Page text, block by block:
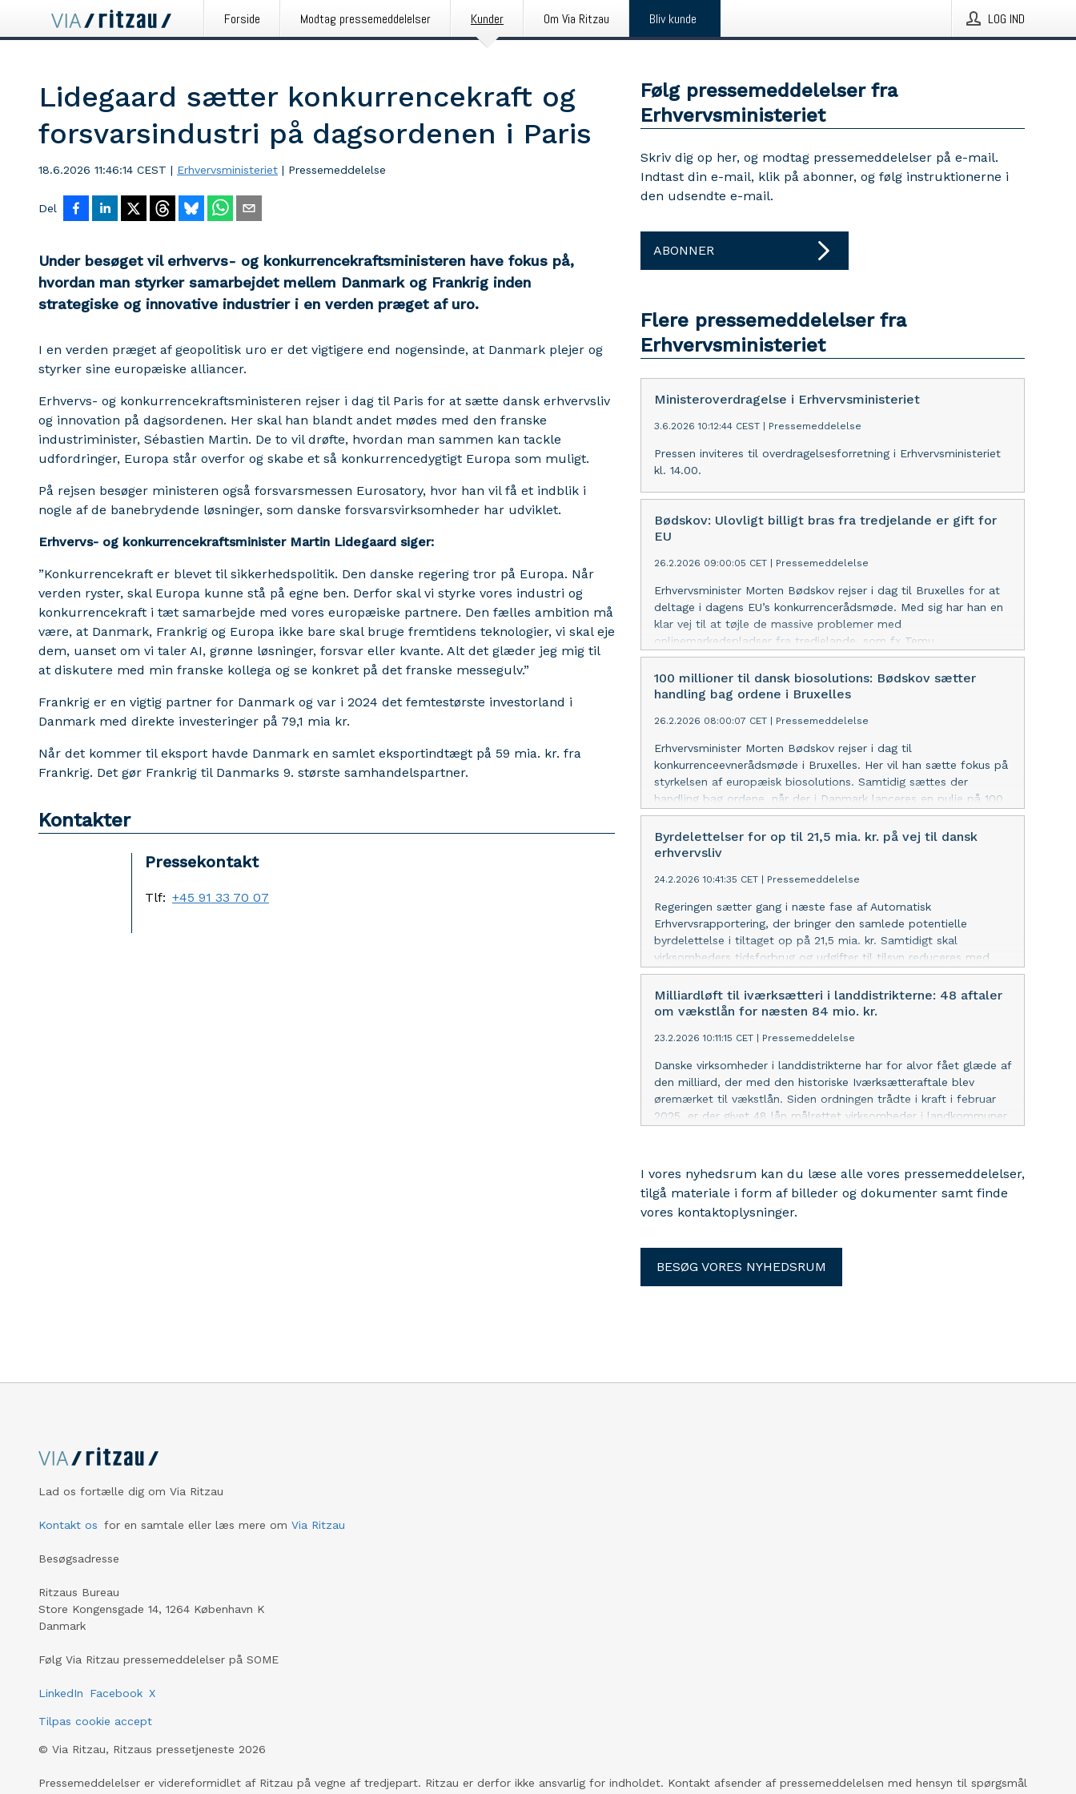
Forside Modtag pressemeddelelser Kunder Om Via Ritzau Bliv kunde LOG IND
Lidegaard sætter konkurrencekraft og
forsvarsindustri på dagsordenen i Paris
18.6.2026 11:46:14 CEST | Erhvervsministeriet | Pressemeddelelse
Del
Under besøget vil erhvervs- og konkurrencekraftsministeren have fokus på,
hvordan man styrker samarbejdet mellem Danmark og Frankrig inden
strategiske og innovative industrier i en verden præget af uro.
I en verden præget af geopolitisk uro er det vigtigere end nogensinde, at Danmark plejer og
styrker sine europæiske alliancer.
Erhvervs- og konkurrencekraftsministeren rejser i dag til Paris for at sætte dansk erhvervsliv
og innovation på dagsordenen. Her skal han blandt andet mødes med den franske
industriminister, Sébastien Martin. De to vil drøfte, hvordan man sammen kan tackle
udfordringer, Europa står overfor og skabe et så konkurrencedygtigt Europa som muligt.
På rejsen besøger ministeren også forsvarsmessen Eurosatory, hvor han vil få et indblik i
nogle af de banebrydende løsninger, som danske forsvarsvirksomheder har udviklet.
Erhvervs- og konkurrencekraftsminister Martin Lidegaard siger:
”Konkurrencekraft er blevet til sikkerhedspolitik. Den danske regering tror på Europa. Når
verden ryster, skal Europa kunne stå på egne ben. Derfor skal vi styrke vores industri og
konkurrencekraft i tæt samarbejde med vores europæiske partnere. Den fælles ambition må
være, at Danmark, Frankrig og Europa ikke bare skal bruge fremtidens teknologier, vi skal eje
dem, uanset om vi taler AI, grønne løsninger, forsvar eller kvante. Alt det glæder jeg mig til
at diskutere med min franske kollega og se konkret på det franske messegulv.”
Frankrig er en vigtig partner for Danmark og var i 2024 det femtestørste investorland i
Danmark med direkte investeringer på 79,1 mia kr.
Når det kommer til eksport havde Danmark en samlet eksportindtægt på 59 mia. kr. fra
Frankrig. Det gør Frankrig til Danmarks 9. største samhandelspartner.
Kontakter
Pressekontakt
Tlf: +45 91 33 70 07
Følg pressemeddelelser fra
Erhvervsministeriet
Skriv dig op her, og modtag pressemeddelelser på e-mail.
Indtast din e-mail, klik på abonner, og følg instruktionerne i
den udsendte e-mail.
ABONNER
Flere pressemeddelelser fra
Erhvervsministeriet
Ministeroverdragelse i Erhvervsministeriet
3.6.2026 10:12:44 CEST Pressemeddelelse
Pressen inviteres til overdragelsesforretning i Erhvervsministeriet
kl. 14.00.
Bødskov: Ulovligt billigt bras fra tredjelande er gift for
EU
26.2.2026 09:00:05 CET Pressemeddelelse
Erhvervsminister Morten Bødskov rejser i dag til Bruxelles for at
deltage i dagens EU’s konkurrencerådsmøde. Med sig har han en
klar vej til at tøjle de massive problemer med
onlinemarkedspladser fra tredjelande, som fx Temu.
100 millioner til dansk biosolutions: Bødskov sætter
handling bag ordene i Bruxelles
26.2.2026 08:00:07 CET Pressemeddelelse
Erhvervsminister Morten Bødskov rejser i dag til
konkurrenceevnerådsmøde i Bruxelles. Her vil han sætte fokus på
styrkelsen af europæisk biosolutions. Samtidig sættes der
handling bag ordene, når der i Danmark lanceres en pulje på 100
mio. kr. til at styrke dansk biosolutions.
Byrdelettelser for op til 21,5 mia. kr. på vej til dansk
erhvervsliv
24.2.2026 10:41:35 CET Pressemeddelelse
Regeringen sætter gang i næste fase af Automatisk
Erhvervsrapportering, der bringer den samlede potentielle
byrdelettelse i tiltaget op på 21,5 mia. kr. Samtidigt skal
virksomheders tidsforbrug og udgifter til tilsyn reduceres med
knap 10 pct.
Milliardløft til iværksætteri i landdistrikterne: 48 aftaler
om vækstlån for næsten 84 mio. kr.
23.2.2026 10:11:15 CET Pressemeddelelse
Danske virksomheder i landdistrikterne har for alvor fået glæde af
den milliard, der med den historiske Iværksætteraftale blev
øremærket til vækstlån. Siden ordningen trådte i kraft i februar
2025, er der givet 48 lån målrettet virksomheder i landkommuner
I vores nyhedsrum kan du læse alle vores pressemeddelelser,
tilgå materiale i form af billeder og dokumenter samt finde
vores kontaktoplysninger.
BESØG VORES NYHEDSRUM
Lad os fortælle dig om Via Ritzau
Kontakt os for en samtale eller læs mere om Via Ritzau
Besøgsadresse
Ritzaus Bureau
Store Kongensgade 14, 1264 København K
Danmark
Følg Via Ritzau pressemeddelelser på SOME
LinkedIn Facebook X
Tilpas cookie accept
© Via Ritzau, Ritzaus pressetjeneste 2026
Pressemeddelelser er videreformidlet af Ritzau på vegne af tredjepart. Ritzau er derfor ikke ansvarlig for indholdet. Kontakt afsender af pressemeddelelsen med hensyn til spørgsmål